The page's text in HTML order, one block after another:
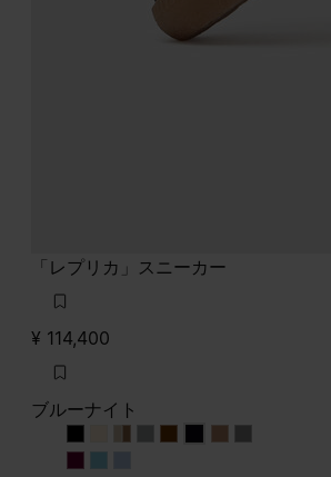
「レプリカ」スニーカー
¥ 114,400
ブルーナイト
ブルーナイト
ブルーナイト
ブルーナイト
ブルーナイト
ブルーナイト
ブルーナイト
ブルーナイト
ブルーナイト
ブルーナイト
ブルーナイト
ブルーナイト